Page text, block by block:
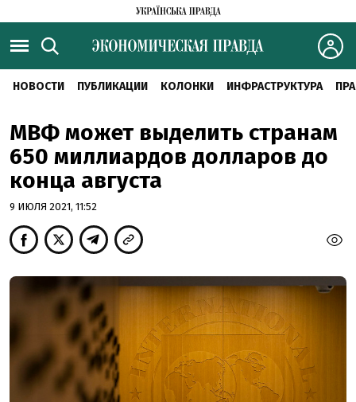
НОВОСТИ ПУБЛИКАЦИИ КОЛОНКИ ИНФРАСТРУКТУРА
МВФ может выделить странам
650 миллиардов долларов до
конца августа
9 ИЮЛЯ 2021, 11:52